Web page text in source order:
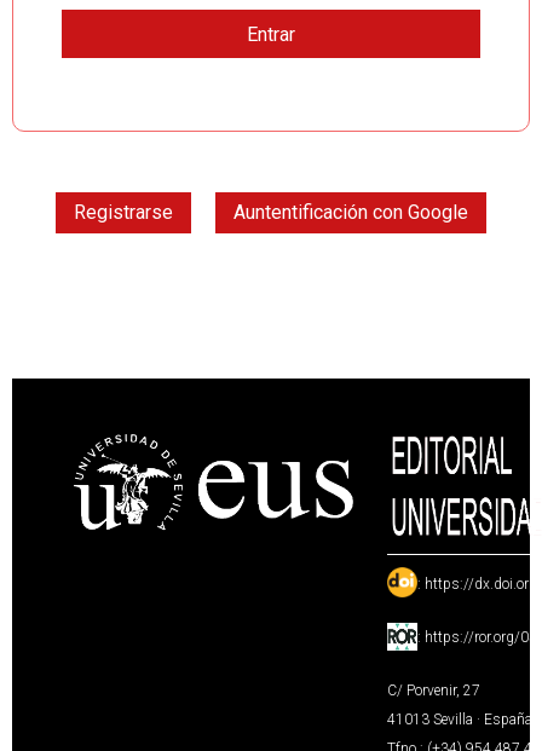
Registrarse Auntentificación con Google
: https://
: https://ror.org/
C/ Porvenir, 27
41013 Sevilla · España